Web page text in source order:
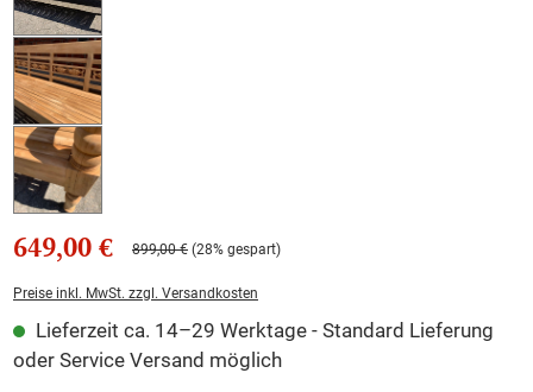
649,00 € 899,00 € (28% gespart)
Preise inkl. MwSt. zzgl. Versandkosten
Lieferzeit ca. 14–29 Werktage - Standard Lieferung
oder Service Versand möglich